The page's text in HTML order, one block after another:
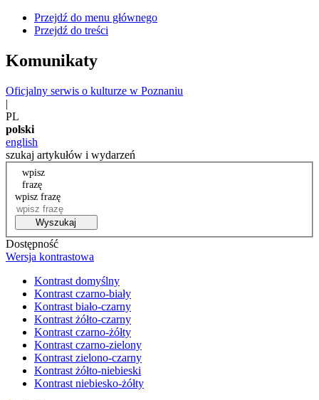
Przejdź do menu głównego
Przejdź do treści
Komunikaty
Oficjalny serwis o kulturze w Poznaniu
|
PL
polski
english
szukaj artykułów i wydarzeń
wpisz
frazę
wpisz frazę
Wyszukaj
Dostępność
Wersja kontrastowa
Kontrast domyślny
Kontrast czarno-biały
Kontrast biało-czarny
Kontrast żółto-czarny
Kontrast czarno-żółty
Kontrast czarno-zielony
Kontrast zielono-czarny
Kontrast żółto-niebieski
Kontrast niebiesko-żółty